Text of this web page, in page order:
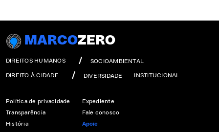
MARCOZERO
DIREITOS HUMANOS SOCIOAMBIENTAL
DIREITO À CIDADE DIVERSIDADE INSTITUCIONAL
Política de privacidade
Transparência
História
Expediente
Fale conosco
Apoie